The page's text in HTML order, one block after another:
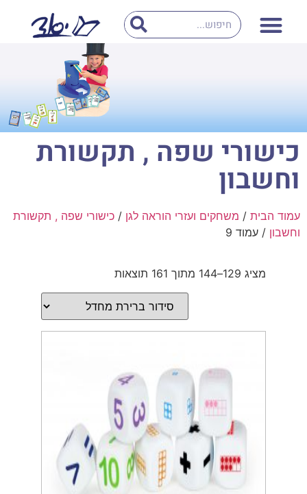
כישורי שפה , תקשורת
וחשבון
עמוד הבית / משחקים ועזרי הוראה לגן / כישורי שפה , תקשורת
וחשבון / עמוד 9
מציג 129–144 מתוך 161 תוצאות